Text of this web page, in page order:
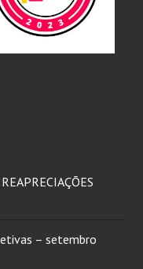
– setembro